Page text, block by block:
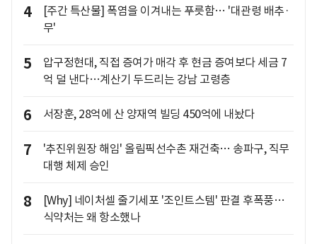
4
[주간 특산물] 폭염을 이겨내는 푸릇함… '대관령 배추·
무'
5
압구정현대, 직접 증여가 매각 후 현금 증여보다 세금 7
억 덜 낸다…계산기 두드리는 강남 고령층
6 서장훈, 28억에 산 양재역 빌딩 450억에 내놨다
7
'추진위원장 해임' 올림픽선수촌 재건축… 송파구, 직무
대행 체제 승인
8
[Why] 네이처셀 줄기세포 '조인트스템' 판결 후폭풍…
식약처는 왜 항소했나